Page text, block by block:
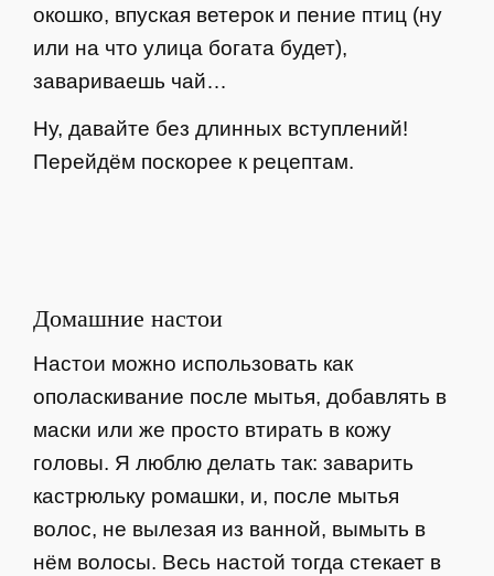
окошко, впуская ветерок и пение птиц (ну
или на что улица богата будет),
завариваешь чай…
Ну, давайте без длинных вступлений!
Перейдём поскорее к рецептам.
Домашние настои
Настои можно использовать как
ополаскивание после мытья, добавлять в
маски или же просто втирать в кожу
головы. Я люблю делать так: заварить
кастрюльку ромашки, и, после мытья
волос, не вылезая из ванной, вымыть в
нём волосы. Весь настой тогда стекает в